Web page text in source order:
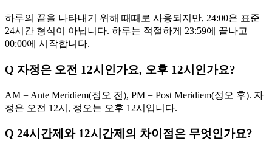
하루의 끝을 나타내기 위해 때때로 사용되지만, 24:00은 표준
24시간 형식이 아닙니다. 하루는 적절하게 23:59에 끝나고
00:00에 시작합니다.
Q 자정은 오전 12시인가요, 오후 12시인가요?
AM = Ante Meridiem(정오 전), PM = Post Meridiem(정오 후). 자
정은 오전 12시, 정오는 오후 12시입니다.
Q 24시간제와 12시간제의 차이점은 무엇인가요?